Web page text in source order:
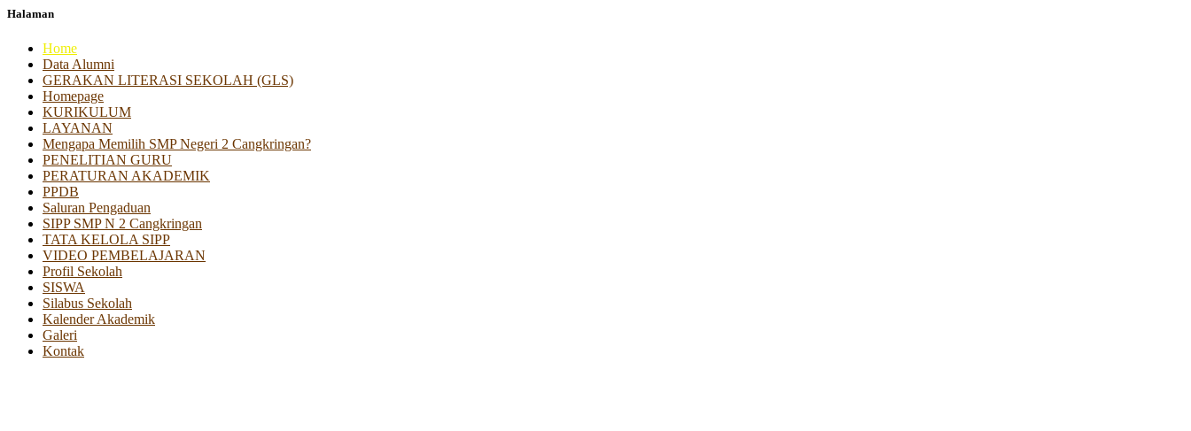
Halaman
Home
Data Alumni
GERAKAN LITERASI SEKOLAH (GLS)
Homepage
KURIKULUM
LAYANAN
Mengapa Memilih SMP Negeri 2 Cangkringan?
PENELITIAN GURU
PERATURAN AKADEMIK
PPDB
Saluran Pengaduan
SIPP SMP N 2 Cangkringan
TATA KELOLA SIPP
VIDEO PEMBELAJARAN
Profil Sekolah
SISWA
Silabus Sekolah
Kalender Akademik
Galeri
Kontak